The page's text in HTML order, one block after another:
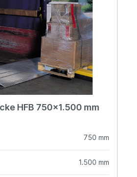
HFB 750x1.500 mm
750 mm
1.500 mm